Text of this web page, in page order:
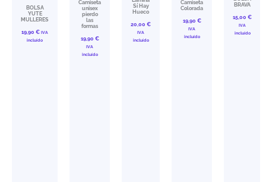
BOLSA
YUTE
MULLERES
19,90 € IVA
incluído
Camiseta
unisex
pierdo
las
formas
19,90 €
IVA
incluído
Sí Hay
Hueco
20,00 €
IVA
incluído
Camiseta
Colorada
19,90 €
IVA
incluído
BRAVA
15,00 €
IVA
incluído